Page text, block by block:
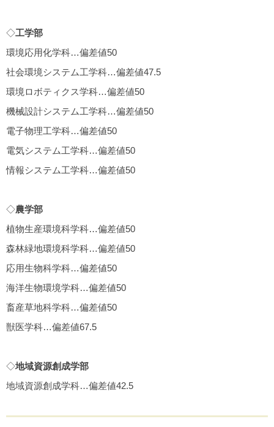
◇工学部
環境応用化学科…偏差値50
社会環境システム工学科…偏差値47.5
環境ロボティクス学科…偏差値50
機械設計システム工学科…偏差値50
電子物理工学科…偏差値50
電気システム工学科…偏差値50
情報システム工学科…偏差値50
◇農学部
植物生産環境科学科…偏差値50
森林緑地環境科学科…偏差値50
応用生物科学科…偏差値50
海洋生物環境学科…偏差値50
畜産草地科学科…偏差値50
獣医学科…偏差値67.5
◇地域資源創成学部
地域資源創成学科…偏差値42.5